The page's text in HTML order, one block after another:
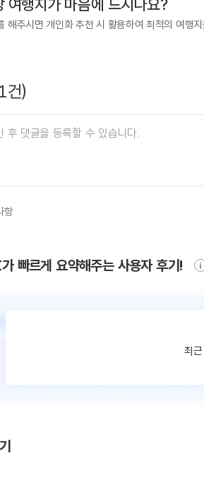
여행지가 마음에 드시나요?
해주시면 개인화 추천 시 활용하여 최적의 여행
건)
항
빠르게 요약해주는 사용자 후기!
최